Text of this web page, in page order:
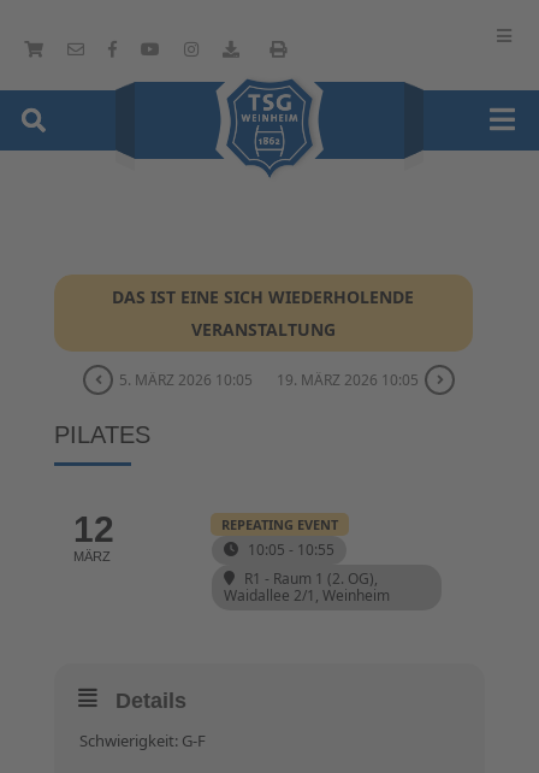
DAS IST EINE SICH WIEDERHOLENDE
VERANSTALTUNG
5. MÄRZ 2026 10:05 19. MÄRZ 2026 10:05
PILATES
12
MÄRZ
REPEATING EVENT
10:05 - 10:55
R1 - Raum 1 (2. OG),
Waidallee 2/1, Weinheim
Details
Schwierigkeit: G-F